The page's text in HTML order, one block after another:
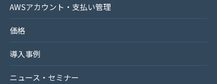
AWSアカウント・支払い管理
価格
導入事例
ニュース・セミナー